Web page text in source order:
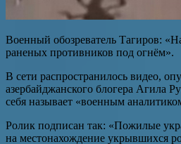
Военный обозреватель Тагиров:
раненых противников под огнём».
В сети распространилось видео,
азербайджанского блогера Агилa
себя называет «военным
Ролик подписан так: «Пожилые
на местонахождение укрывшихся